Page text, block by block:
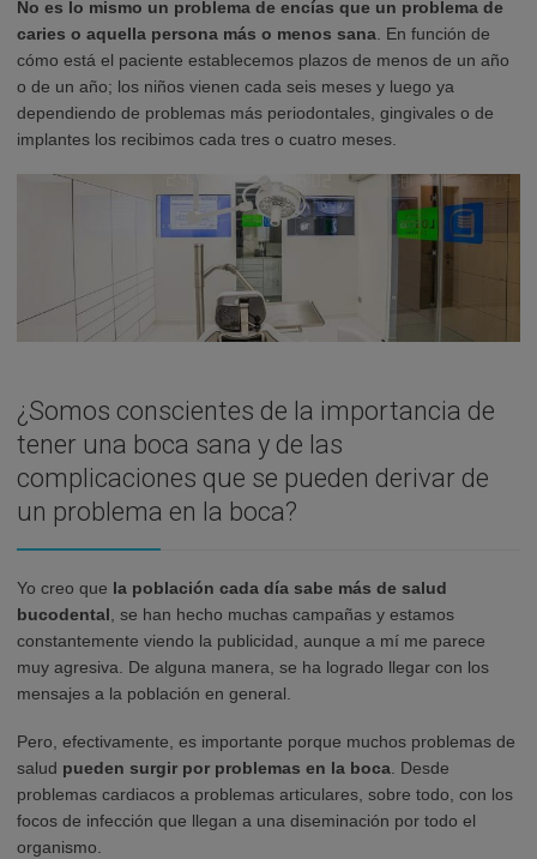
No es lo mismo un problema de encías que un problema de
caries o aquella persona más o menos sana . En función de
cómo está el paciente establecemos plazos de menos de un año
o de un año; los niños vienen cada seis meses y luego ya
dependiendo de problemas más periodontales, gingivales o de
implantes los recibimos cada tres o cuatro meses.
¿Somos conscientes de la importancia de
tener una boca sana y de las
complicaciones que se pueden derivar de
un problema en la boca?
Yo creo que la población cada día sabe más de salud
bucodental , se han hecho muchas campañas y estamos
constantemente viendo la publicidad, aunque a mí me parece
muy agresiva. De alguna manera, se ha logrado llegar con los
mensajes a la población en general.
Pero, efectivamente, es importante porque muchos problemas de
salud pueden surgir por problemas en la boca . Desde
problemas cardiacos a problemas articulares, sobre todo, con los
focos de infección que llegan a una diseminación por todo el
organismo.